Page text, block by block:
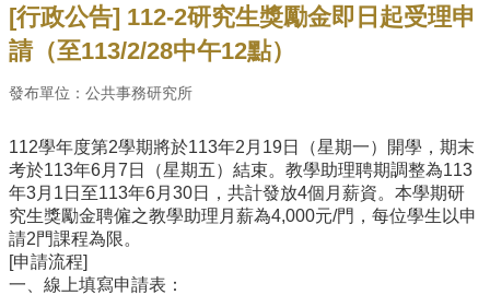
站
導
覽
English
事
所
簡
介
公
事
[行政公告] 112-2研究生獎勵金即日起受理申
請（至113/2/28中午12點）
發布單位：公共事務研究所
112學年度第2學期將於113年2月19日（星期一）開學，期末
考於113年6月7日（星期五）結束。教學助理聘期調整為113
年3月1日至113年6月30日，共計發放4個月薪資。本學期研
究生獎勵金聘僱之教學助理月薪為4,000元/門，每位學生以申
請2門課程為限。
[申請流程]
一、線上填寫申請表：